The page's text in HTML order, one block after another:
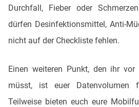
Durchfall, Fieber oder
dürfen Desinfektionsmittel, Anti-
nicht auf der Checkliste fehlen.
Einen weiteren Punkt, den ihr vor
müsst, ist euer Datenvolumen
Teilweise bieten euch eure